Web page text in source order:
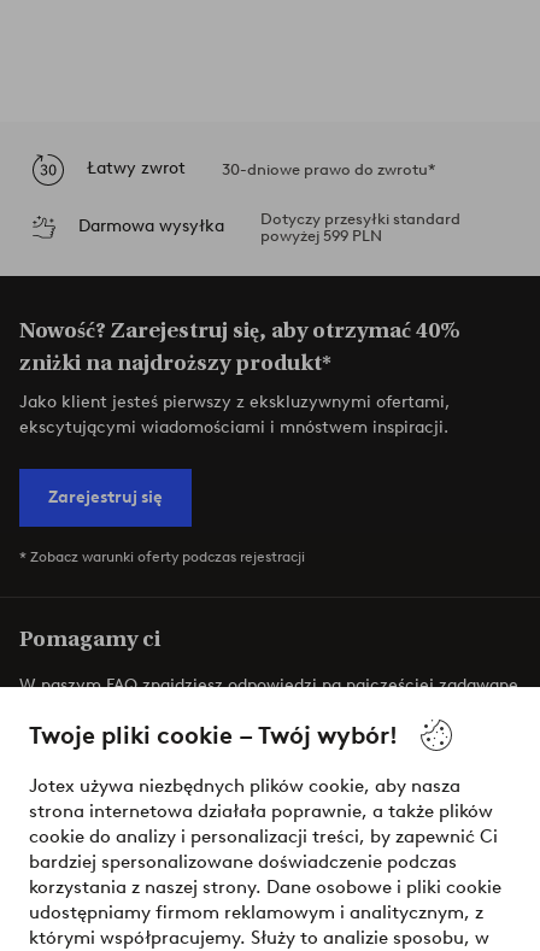
Twoje pliki cookie – Twój wybór!
Jotex używa niezbędnych plików cookie, aby nasza
strona internetowa działała poprawnie, a także plików
cookie do analizy i personalizacji treści, by zapewnić Ci
bardziej spersonalizowane doświadczenie podczas
korzystania z naszej strony. Dane osobowe i pliki cookie
udostępniamy firmom reklamowym i analitycznym, z
którymi współpracujemy. Służy to analizie sposobu, w
Łatwy zwrot 30-dniowe prawo do zwrotu*
Darmowa wysyłka
Dotyczy przesyłki standard
powyżej 599 PLN
Nowość? Zarejestruj się, aby otrzymać 40%
zniżki na najdroższy produkt*
Jako klient jesteś pierwszy z ekskluzywnymi ofertami,
ekscytującymi wiadomościami i mnóstwem inspiracji.
Zarejestruj się
* Zobacz warunki oferty podczas rejestracji
Pomagamy ci
W naszym FAQ znajdziesz odpowiedzi na najczęściej zadawane
można się z nami skontaktować.
Obsługa klienta Zamówienie Płatności
Mój profil